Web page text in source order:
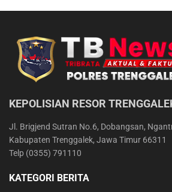
KEPOLISIAN RESOR
Jl. Brigjend Sutran No.6, Dobangsan,
Kabupaten Trenggalek, Jawa Timur 66311
Telp (0355) 791110
KATEGORI BERITA